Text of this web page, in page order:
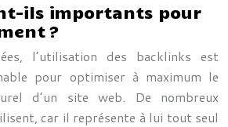
ils importants pour
?
l’utilisation des backlinks est
pour optimiser à maximum le
d’un site web. De nombreux
car il représente à lui tout seul